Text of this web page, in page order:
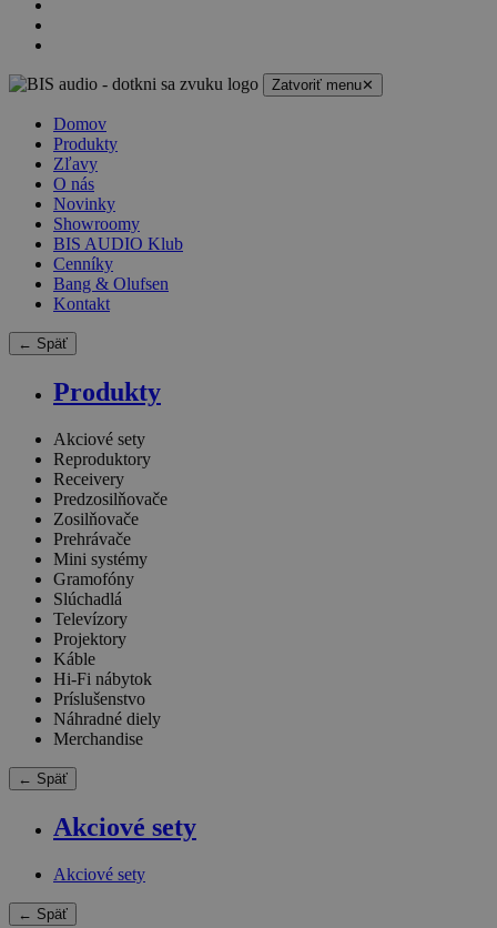
Zatvoriť menu✕
Domov
Produkty
Zľavy
O nás
Novinky
Showroomy
BIS AUDIO Klub
Cenníky
Bang & Olufsen
Kontakt
← Späť
Produkty
Akciové sety
Reproduktory
Receivery
Predzosilňovače
Zosilňovače
Prehrávače
Mini systémy
Gramofóny
Slúchadlá
Televízory
Projektory
Káble
Hi-Fi nábytok
Príslušenstvo
Náhradné diely
Merchandise
← Späť
Akciové sety
Akciové sety
← Späť